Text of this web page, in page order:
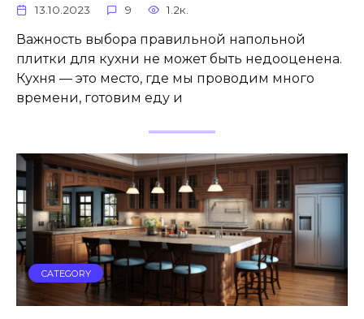
13.10.2023 9 1.2к.
Важность выбора правильной напольной
плитки для кухни не может быть недооценена.
Кухня — это место, где мы проводим много
времени, готовим еду и
CATEGORY